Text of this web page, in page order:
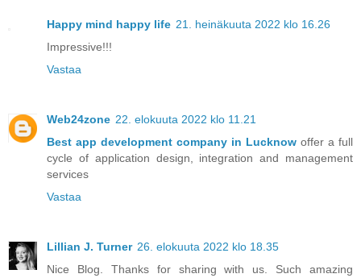
Happy mind happy life 21. heinäkuuta 2022 klo 16.26
Impressive!!!
Vastaa
Web24zone 22. elokuuta 2022 klo 11.21
Best app development company in Lucknow offer a full
cycle of application design, integration and management
services
Vastaa
Lillian J. Turner 26. elokuuta 2022 klo 18.35
Nice Blog. Thanks for sharing with us. Such amazing